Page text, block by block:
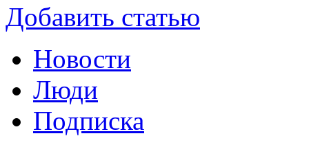
Добавить статью
Новости
Люди
Подписка